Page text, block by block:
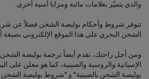
والذي يتميّز بعلامات مائية ومزايا أمنية أخرى.
تتوفر شروط وأحكام بوليصة الشحن فضلاً عن
الشحن البحري على هذا الموقع الإلكتروني بصيغة
الإسبانية والروسية والصينية، كما هو معلن
بوليصة الشحن بالصينية" و "شروط بوليصة الشحن